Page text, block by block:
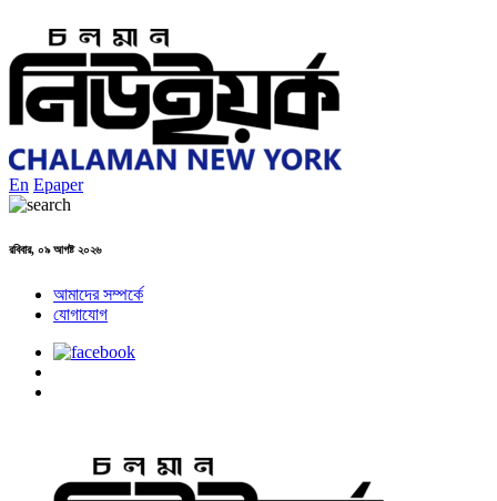
En Epaper
রবিবার, ০৯ আগষ্ট ২০২৬
আমাদের সম্পর্কে
যোগাযোগ